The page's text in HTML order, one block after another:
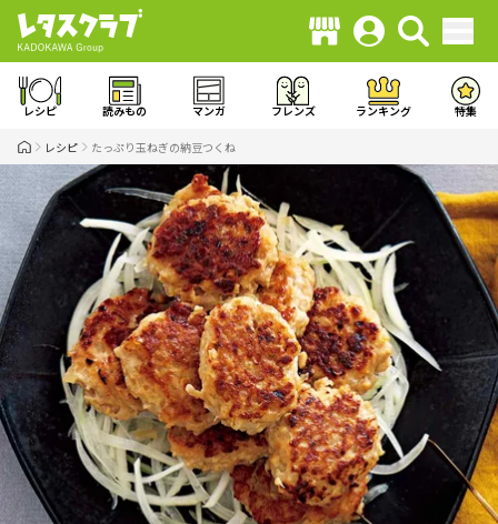
レシピ 読みもの マンガ フレンズ ランキング 特集
レシピ たっぷり玉ねぎの納豆つくね